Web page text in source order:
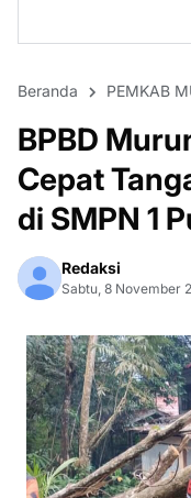
Beranda PEMKAB
BPBD
Cepat
di SMPN 1
Redaksi
Sabtu, 8 November